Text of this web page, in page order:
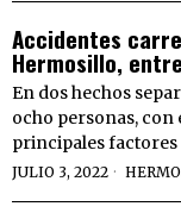
Accidentes
Hermosillo,
En dos hechos
ocho personas, con
principales factores
JULIO 3, 2022